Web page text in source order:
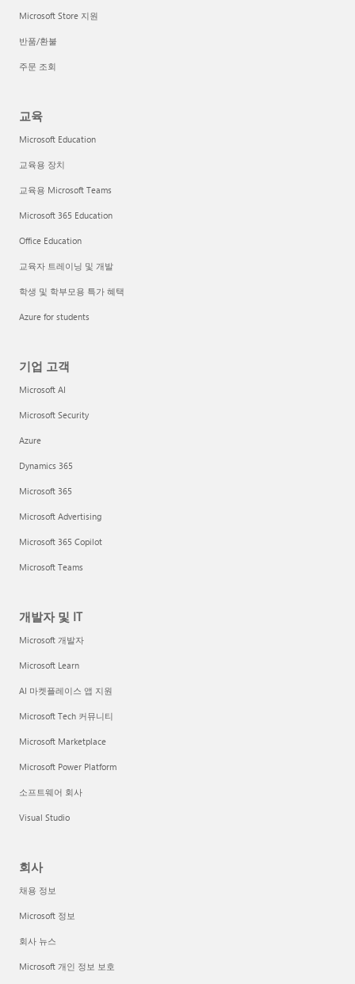
Microsoft Store 지원
반품/환불
주문 조회
교육
Microsoft Education
교육용 장치
교육용 Microsoft Teams
Microsoft 365 Education
Office Education
교육자 트레이닝 및 개발
학생 및 학부모용 특가 혜택
Azure for students
기업 고객
Microsoft AI
Microsoft Security
Azure
Dynamics 365
Microsoft 365
Microsoft Advertising
Microsoft 365 Copilot
Microsoft Teams
개발자 및 IT
Microsoft 개발자
Microsoft Learn
AI 마켓플레이스 앱 지원
Microsoft Tech 커뮤니티
Microsoft Marketplace
Microsoft Power Platform
소프트웨어 회사
Visual Studio
회사
채용 정보
Microsoft 정보
회사 뉴스
Microsoft 개인 정보 보호